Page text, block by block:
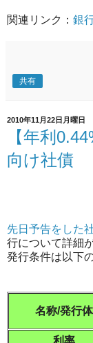
関連リンク： 銀
共有
2010年11月22日月曜日
【年利
向け社債
先日予告をした
行について詳細
発行条件は以下
名称/発行体
利率